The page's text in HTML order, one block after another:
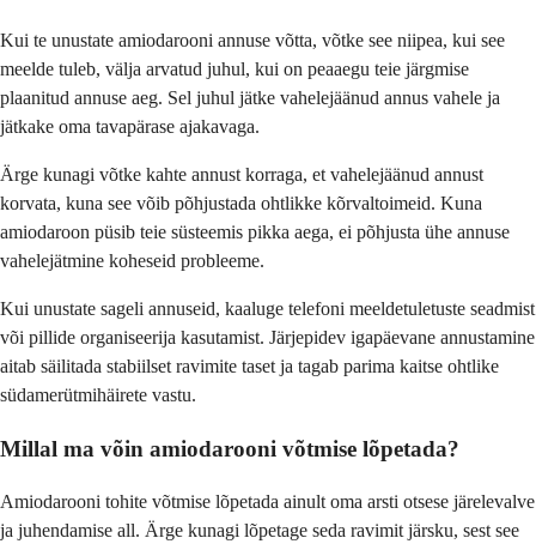
Kui te unustate amiodarooni annuse võtta, võtke see niipea, kui see
meelde tuleb, välja arvatud juhul, kui on peaaegu teie järgmise
plaanitud annuse aeg. Sel juhul jätke vahelejäänud annus vahele ja
jätkake oma tavapärase ajakavaga.
Ärge kunagi võtke kahte annust korraga, et vahelejäänud annust
korvata, kuna see võib põhjustada ohtlikke kõrvaltoimeid. Kuna
amiodaroon püsib teie süsteemis pikka aega, ei põhjusta ühe annuse
vahelejätmine koheseid probleeme.
Kui unustate sageli annuseid, kaaluge telefoni meeldetuletuste seadmist
või pillide organiseerija kasutamist. Järjepidev igapäevane annustamine
aitab säilitada stabiilset ravimite taset ja tagab parima kaitse ohtlike
südamerütmihäirete vastu.
Millal ma võin amiodarooni võtmise lõpetada?
Amiodarooni tohite võtmise lõpetada ainult oma arsti otsese järelevalve
ja juhendamise all. Ärge kunagi lõpetage seda ravimit järsku, sest see